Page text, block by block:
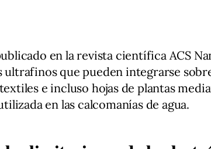
en la revista científica ACS
ultrafinos que pueden integrarse
e incluso hojas de plantas
en las calcomanías de agua.